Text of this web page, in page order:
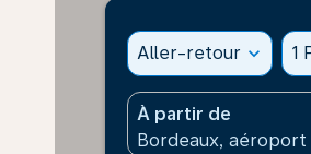
Aller-retour expand_more 1
À partir de